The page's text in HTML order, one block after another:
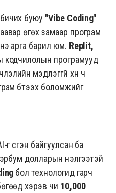
буюу "Vibe Coding"
өгөх замаар програм
арга барил юм. Replit,
програмууд
мэдлэггүй хүн ч
бүтээх боломжийг
үүсгэн байгуулсан ба
долларын үнэлгээтэй
бол технологид гарч
хэрэв чи 10,000